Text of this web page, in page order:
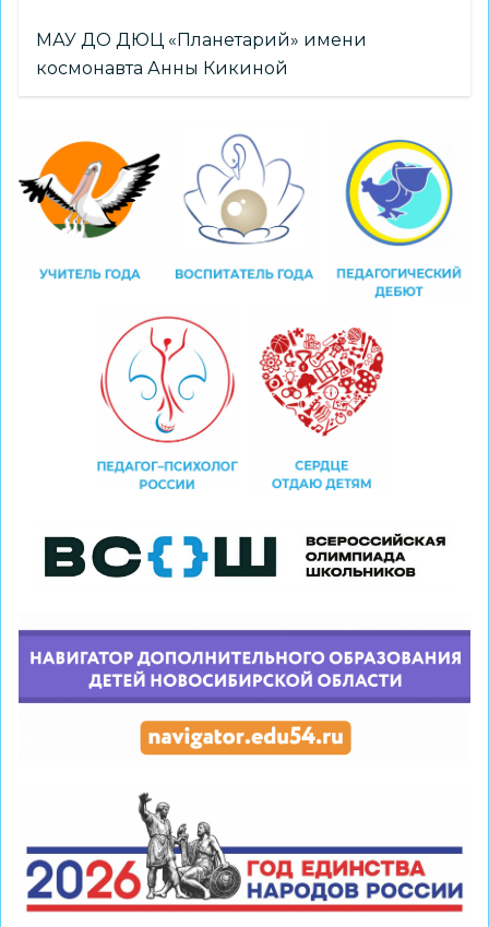
МАУ ДО ДЮЦ «Планетарий» имени
космонавта Анны Кикиной